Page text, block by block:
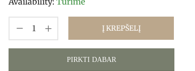
Į KREPŠELĮ
PIRKTI DABAR